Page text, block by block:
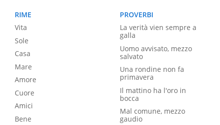
RIME
Vita
Sole
Casa
Mare
Amore
Cuore
Amici
Bene
PROVERBI
La verità vien sempre a
galla
Uomo avvisato, mezzo
salvato
Una rondine non fa
primavera
Il mattino ha l'oro in
bocca
Mal comune, mezzo
gaudio